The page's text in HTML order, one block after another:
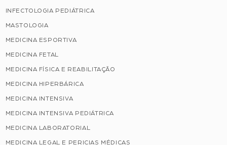
INFECTOLOGIA PEDIÁTRICA
MASTOLOGIA
MEDICINA ESPORTIVA
MEDICINA FETAL
MEDICINA FÍSICA E REABILITAÇÃO
MEDICINA HIPERBÁRICA
MEDICINA INTENSIVA
MEDICINA INTENSIVA PEDIÁTRICA
MEDICINA LABORATORIAL
MEDICINA LEGAL E PERICIAS MÉDICAS